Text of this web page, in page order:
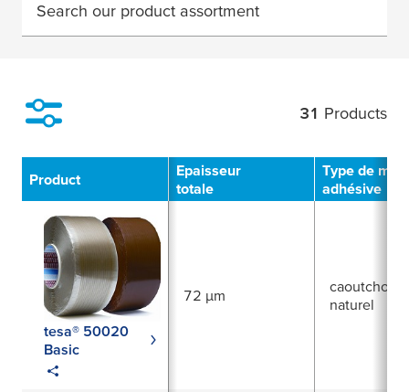
Search our product assortment
31 Products
Product
Epaisseur
totale
Type de
adhésive
tesa® 50020
Basic
72 µm
caoutchouc
naturel